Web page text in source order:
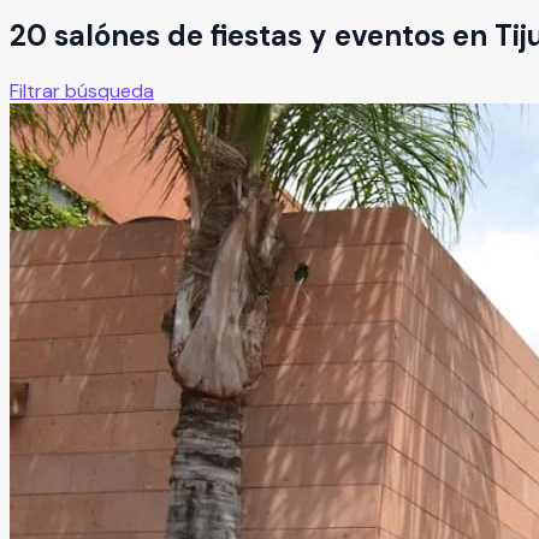
20 salónes de fiestas y eventos en
Filtrar búsqueda